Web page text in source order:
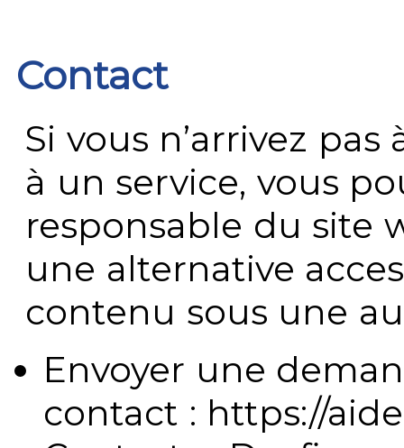
Contact
Si vous n’arrivez
à un service, vous
responsable du site
une alternative
contenu sous une
Envoyer une
contact : https://